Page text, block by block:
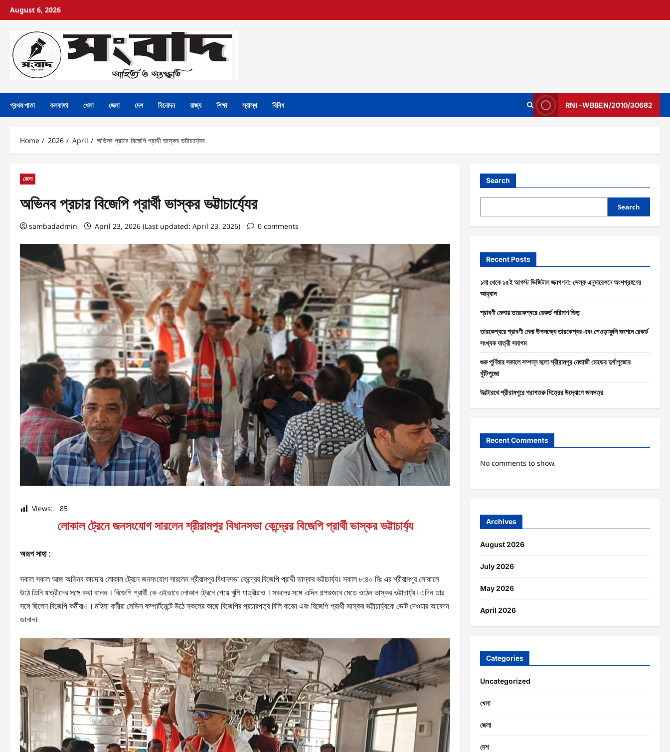
August 6, 2026
প্রথম পাতা কলকাতা খেলা জেলা দেশ বিনোদন রাজ্য শিক্ষা স্বাস্থ বিবিধ RNI -WBBEN/2010/30682
Home 2026 April অভিনব প্রচার বিজেপি প্রার্থী ভাস্কর ভট্টাচার্য্যের
জেলা
অভিনব প্রচার বিজেপি প্রার্থী ভাস্কর ভট্টাচার্য্যের
sambadadmin April 23, 2026 (Last updated: April 23, 2026) 0 comments
Views: 85
লোকাল ট্রেনে জনসংযোগ সারলেন শ্রীরামপুর বিধানসভা কেন্দ্রের বিজেপি প্রার্থী ভাস্কর ভট্টাচার্য্য
অরূপ সাহা:
সকাল সকাল আজ অভিনব কায়দায় লোকাল ট্রেনে জনসংযোগ সারলেন শ্রীরামপুর বিধানসভা কেন্দ্রের বিজেপি প্রার্থী ভাস্কর ভট্টাচার্য্য। সকাল ৮:৪০ মিঃ এর শ্রীরামপুর লোকালে
উঠে তিনি যাত্রীদের সঙ্গে কথা বলেন । বিজেপি প্রার্থী কে এইভাবে লোকাল ট্রেনে পেয়ে খুশি যাত্রীরাও । সকলের সঙ্গে এদিন গল্পগুজবে মেতে ওঠেন ভাস্কর ভট্টাচার্য্য। এদিন তার
সঙ্গে ছিলেন বিজেপি কর্মীরাও । মহিলা কর্মীরা লেডিস কম্পার্টমেন্টে উঠে সকলের কাছে বিজেপির প্রচারপত্র বিলি করেন এবং বিজেপি প্রার্থী ভাস্কর ভট্টাচার্য্যকে ভোট দেওয়ার আবেদন
জানান।
Search
Search
Recent Posts
১লা থেকে ১৫ই আগস্ট ডিজিটাল জনগণনা: সেল্ফ এনুমারেশনে অংশগ্রহণের
আহ্বান
শ্রাবণী মেলায় তারকেশ্বরে রেকর্ড পরিমাণ ভিড়
তারকেশ্বরে শ্রাবণী মেলা উপলক্ষ্যে তারকেশ্বর এবং শেওড়াফুলি জংশনে রেকর্ড
সংখ্যক যাত্রী সমাগম
গুরু পূর্ণিমার সকালে সম্পন্ন হলো শ্রীরামপুর নেতাজী মোড়ের দুর্গাপুজোর
খুঁটিপুজো
উল্টোরথে শ্রীরামপুরে পরাগতরু মিত্রের উদ্যোগে জলসত্র
Recent Comments
No comments to show.
Archives
August 2026
July 2026
May 2026
April 2026
Categories
Uncategorized
খেলা
জেলা
দেশ